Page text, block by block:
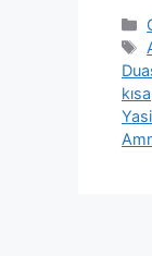
kısa